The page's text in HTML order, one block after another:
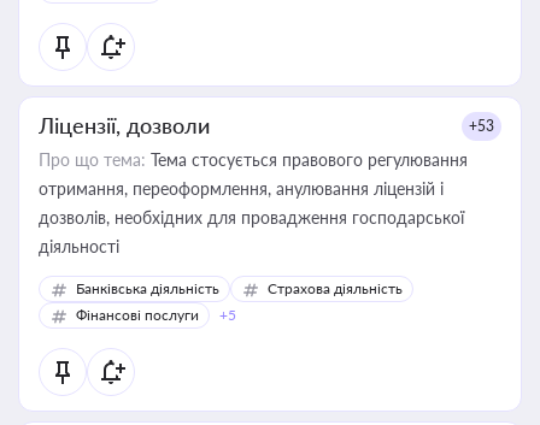
Ліцензії, дозволи +53
Про що тема: Тема стосується правового регулювання
отримання, переоформлення, анулювання ліцензій і
дозволів, необхідних для провадження господарської
діяльності
Банківська діяльність
Страхова діяльність
Фінансові послуги
+5